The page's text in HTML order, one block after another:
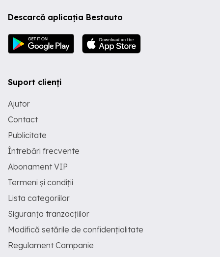
Descarcă aplicația Bestauto
Suport clienți
Ajutor
Contact
Publicitate
Întrebări frecvente
Abonament VIP
Termeni și condiții
Lista categoriilor
Siguranța tranzacțiilor
Modifică setările de confidențialitate
Regulament Campanie